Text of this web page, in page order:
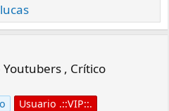
, Crítico
Usuario .::VIP::.